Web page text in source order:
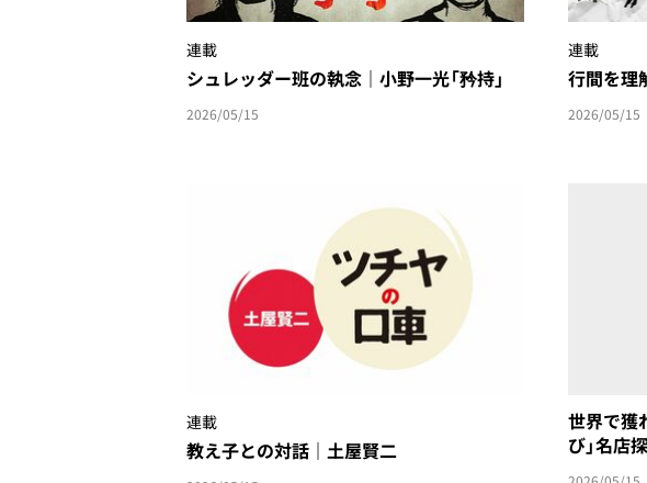
連載
シュレッダー班の執念｜小野一光「矜持」
2026/05/15
連載
行間を理
2026/05/15
連載
教え子との対話｜土屋賢二
世界で獲
び」名店